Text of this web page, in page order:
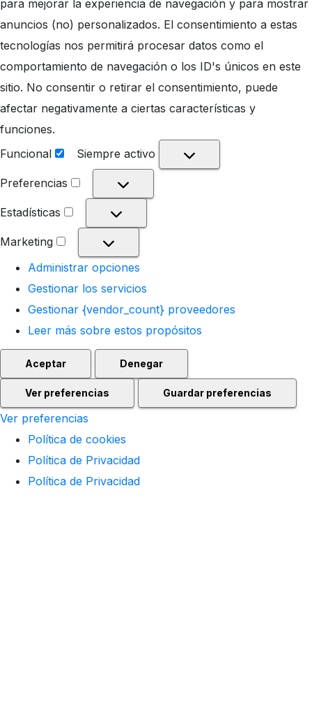
para mejorar la experiencia de navegación y para mostrar
anuncios (no) personalizados. El consentimiento a estas
tecnologías nos permitirá procesar datos como el
comportamiento de navegación o los ID's únicos en este
sitio. No consentir o retirar el consentimiento, puede
afectar negativamente a ciertas características y
funciones.
Funcional
Funcional
Siempre activo
Preferencias
Preferencias
Estadísticas
Estadísticas
Marketing
Marketing
Administrar opciones
Gestionar los servicios
Gestionar {vendor_count} proveedores
Leer más sobre estos propósitos
Aceptar Denegar
Ver preferencias Guardar preferencias
Ver preferencias
Política de cookies
Política de Privacidad
Política de Privacidad